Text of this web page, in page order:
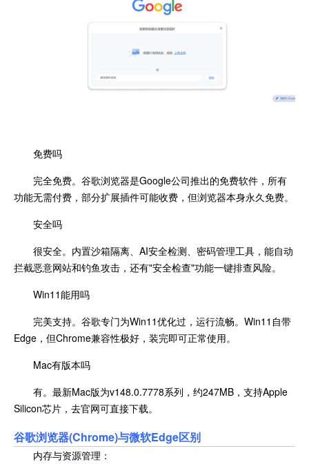
免费吗
完全免费。谷歌浏览器是Google公司推出的免费软件，所有
功能无需付费，部分扩展插件可能收费，但浏览器本身永久免费。
安全吗
很安全。内置沙箱隔离、AI安全检测、密码管理工具，能自动
拦截恶意网站和钓鱼攻击，还有"安全检查"功能一键排查风险。
Win11能用吗
完美支持。谷歌专门为Win11优化过，运行流畅。Win11自带
Edge，但Chrome兼容性极好，装完即可正常使用。
Mac有版本吗
有。最新Mac版为v148.0.7778系列，约247MB，支持Apple
Silicon芯片，去官网可直接下载。
谷歌浏览器(Chrome)与微软Edge区别
内存与资源管理：